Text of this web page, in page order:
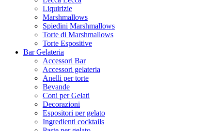
Liquirizie
Marshmallows
Spiedini Marshmallows
Torte di Marshmallows
Torte Espositive
Bar Gelateria
Accessori Bar
Accessori gelateria
Anelli per torte
Bevande
Coni per Gelati
Decorazioni
Espositori per gelato
Ingredienti cocktails